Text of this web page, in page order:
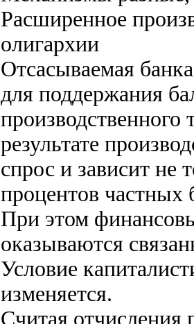
Расширенное
олигархии
Отсасываемая
для поддержания
производственного
результате
спрос и зависит не
процентов частных
При этом
оказываются
Условие
изменяется.
Считая